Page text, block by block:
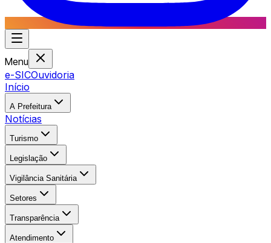
Menu
e-SICOuvidoria
Início
A Prefeitura
Notícias
Turismo
Legislação
Vigilância Sanitária
Setores
Transparência
Atendimento